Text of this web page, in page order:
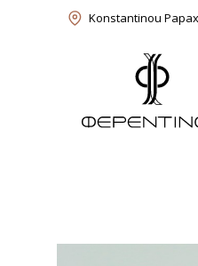
Konstantinou